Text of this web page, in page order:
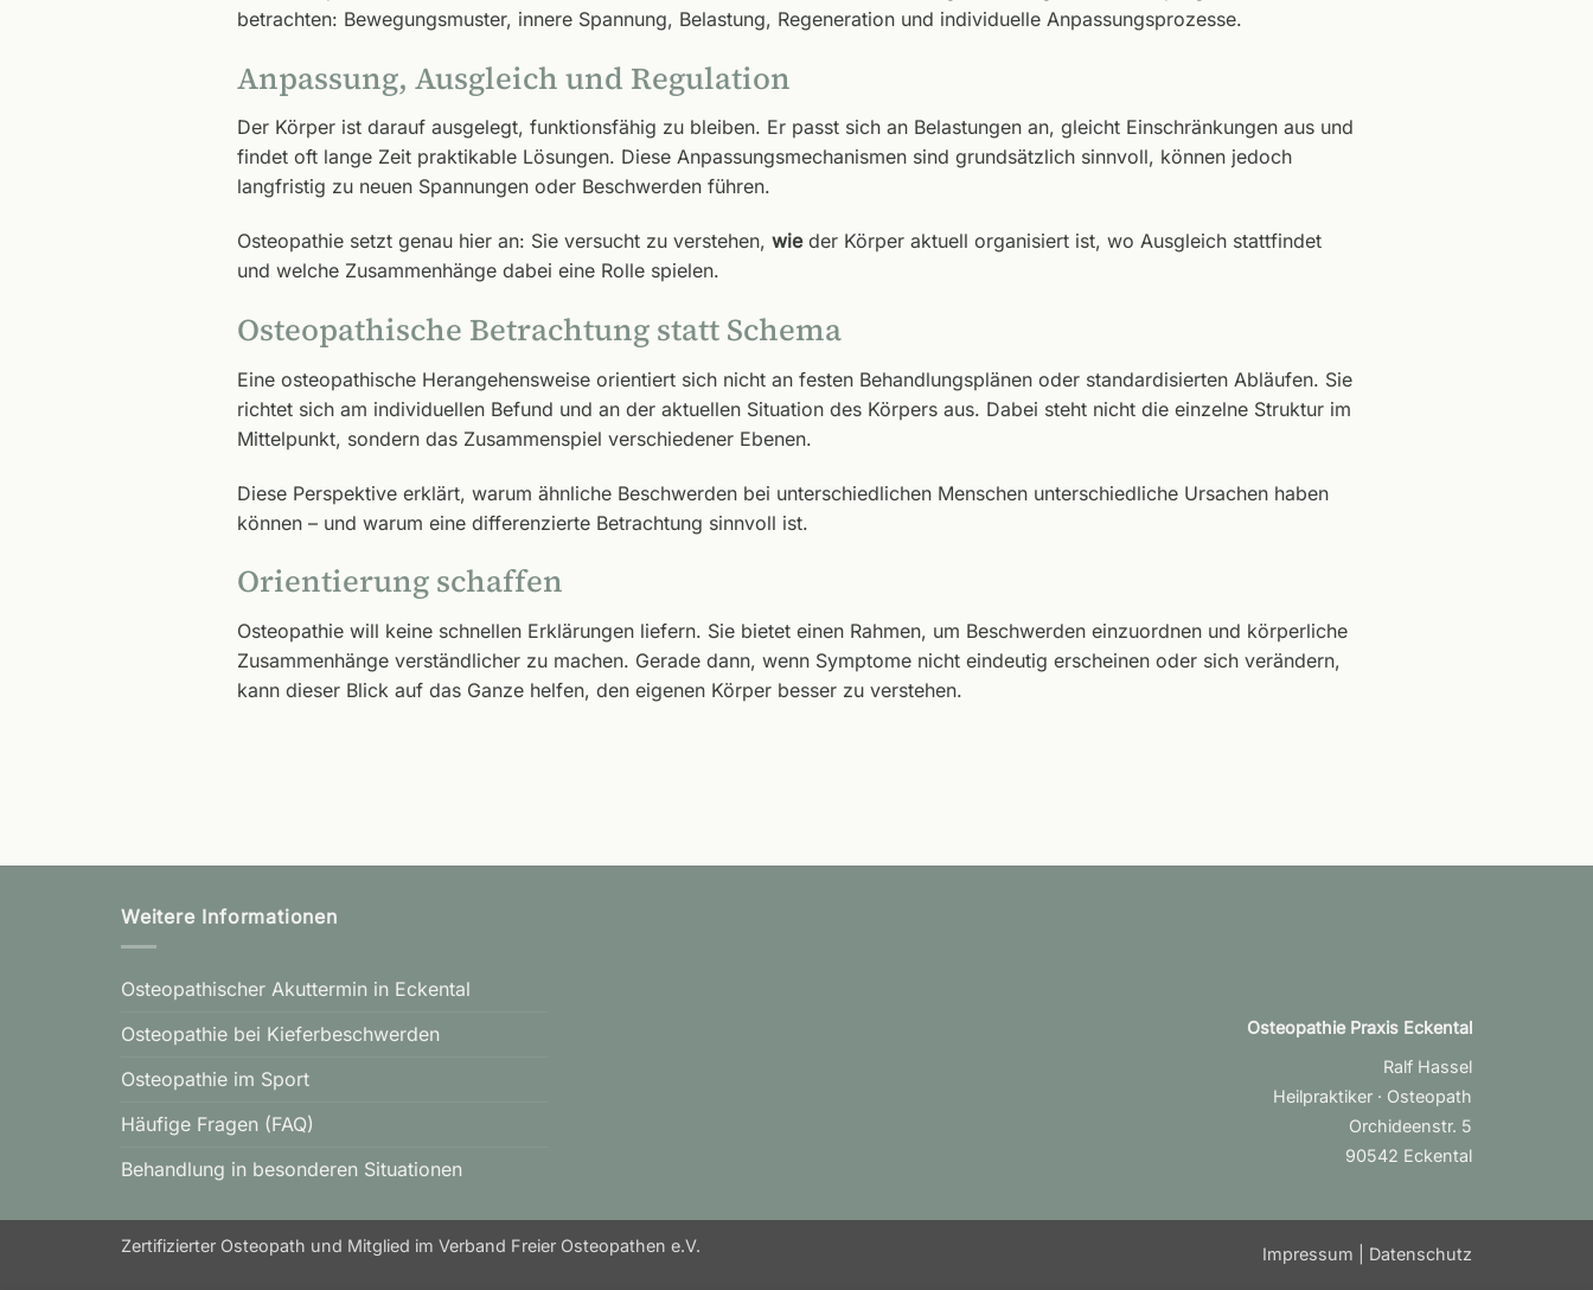
betrachten: Bewegungsmuster, innere Spannung, Belastung, Regeneration und individuelle Anpassungsprozesse.
Anpassung, Ausgleich und Regulation
Der Körper ist darauf ausgelegt, funktionsfähig zu bleiben. Er passt sich an Belastungen an, gleicht Einschränkungen aus und
findet oft lange Zeit praktikable Lösungen. Diese Anpassungsmechanismen sind grundsätzlich sinnvoll, können jedoch
langfristig zu neuen Spannungen oder Beschwerden führen.
Osteopathie setzt genau hier an: Sie versucht zu verstehen, wieder Körper aktuell organisiert ist, wo Ausgleich stattfindet
und welche Zusammenhänge dabei eine Rolle spielen.
Osteopathische Betrachtung statt Schema
Eine osteopathische Herangehensweise orientiert sich nicht an festen Behandlungsplänen oder standardisierten Abläufen. Sie
richtet sich am individuellen Befund und an der aktuellen Situation des Körpers aus. Dabei steht nicht die einzelne Struktur im
Mittelpunkt, sondern das Zusammenspiel verschiedener Ebenen.
Diese Perspektive erklärt, warum ähnliche Beschwerden bei unterschiedlichen Menschen unterschiedliche Ursachen haben
können – und warum eine differenzierte Betrachtung sinnvoll ist.
Orientierung schaffen
Osteopathie will keine schnellen Erklärungen liefern. Sie bietet einen Rahmen, um Beschwerden einzuordnen und körperliche
Zusammenhänge verständlicher zu machen. Gerade dann, wenn Symptome nicht eindeutig erscheinen oder sich verändern,
kann dieser Blick auf das Ganze helfen, den eigenen Körper besser zu verstehen.
Weitere Informationen
Osteopathischer Akuttermin in Eckental
Osteopathie bei Kieferbeschwerden
Osteopathie im Sport
Häufige Fragen (FAQ)
Behandlung in besonderen Situationen
Osteopathie Praxis Eckental
Ralf Hassel
Heilpraktiker · Osteopath
Orchideenstr. 5
90542 Eckental
Impressum Datenschutz
Zertifizierter Osteopath und Mitglied im Verband Freier Osteopathen e.V.